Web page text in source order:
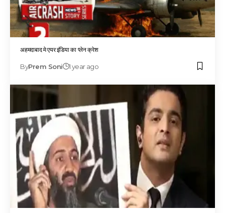
अहमदाबाद मे एयर इंडिया का प्लेन क्रेश
ByPrem Soni 1 year ago